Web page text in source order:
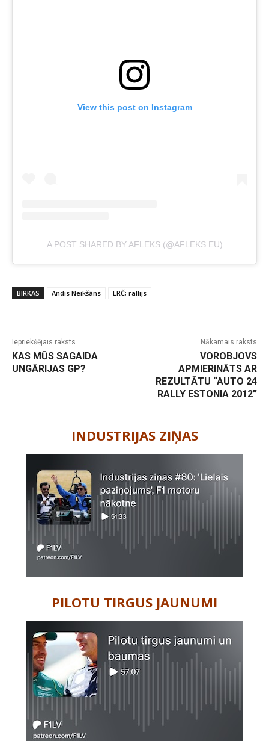
View this post on Instagram
A POST SHARED BY AFLEKS (@AFLEKS.EU)
BIRKAS Andis Neikšāns LRČ; rallijs
Iepriekšējais raksts
KAS MŪS SAGAIDA
UNGĀRIJAS GP?
Nākamais raksts
VOROBJOVS
APMIERINĀTS AR
REZULTĀTU “AUTO 24
RALLY ESTONIA 2012”
INDUSTRIJAS ZIŅAS
PILOTU TIRGUS JAUNUMI